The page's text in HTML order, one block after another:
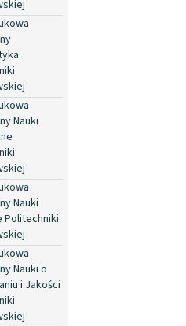
Nauki
Nauki
Politechniki
Nauki o
i Jakości